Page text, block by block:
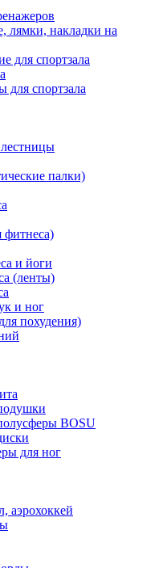
лямки, накладки на
для спортзала
для спортзала
палки)
и йоги
(ленты)
и ног
похудения)
BOSU
для ног
аэрохоккей